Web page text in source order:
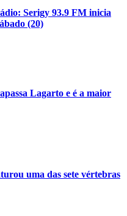
Serigy 93.9 FM inicia
(20)
Lagarto e é a maior
uma das sete vértebras